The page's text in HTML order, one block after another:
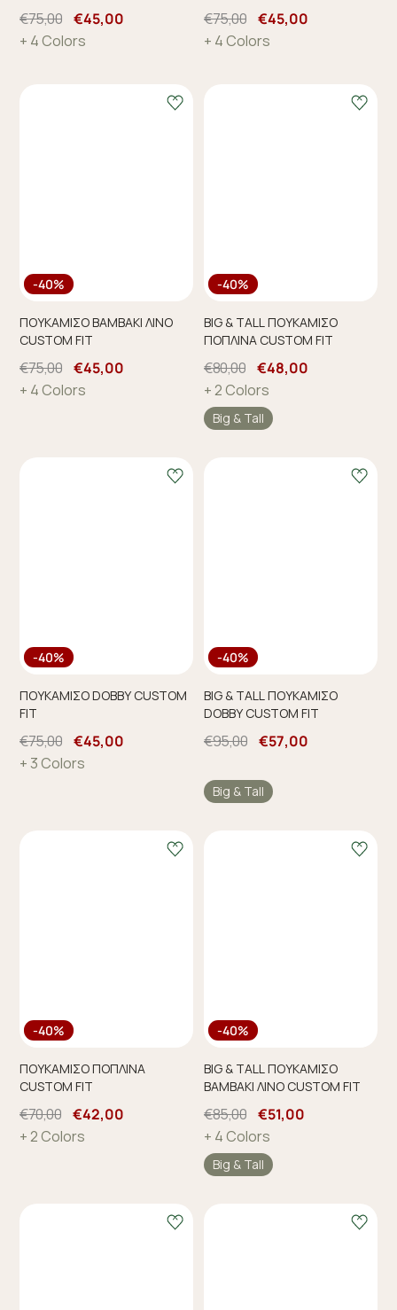
€75,00 €45,00
+ 4 Colors
€75,00 €45,00
+ 4 Colors
-40%
ΠΟΥΚΑΜΙΣΟ ΒΑΜΒΑΚΙ ΛΙΝΟ
CUSTOM FIT
€75,00 €45,00
+ 4 Colors
-40%
BIG & TALL ΠΟΥΚΑΜΙΣΟ
ΠΟΠΛΙΝΑ CUSTOM FIT
€80,00 €48,00
+ 2 Colors
Big & Tall
-40%
ΠΟΥΚΑΜΙΣΟ DOBBY CUSTOM
FIT
€75,00 €45,00
+ 3 Colors
-40%
BIG & TALL ΠΟΥΚΑΜΙΣΟ
DOBBY CUSTOM FIT
€95,00 €57,00
Big & Tall
-40%
ΠΟΥΚΑΜΙΣΟ ΠΟΠΛΙΝΑ
CUSTOM FIT
€70,00 €42,00
+ 2 Colors
-40%
BIG & TALL ΠΟΥΚΑΜΙΣΟ
ΒΑΜΒΑΚΙ ΛΙΝΟ CUSTOM FIT
€85,00 €51,00
+ 4 Colors
Big & Tall